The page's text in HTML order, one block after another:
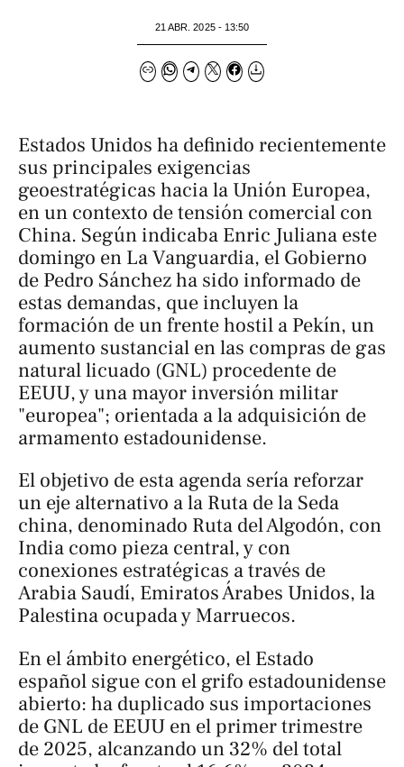
21 ABR. 2025 - 13:50
Estados Unidos ha definido recientemente
sus principales exigencias
geoestratégicas hacia la Unión Europea,
en un contexto de tensión comercial con
China. Según indicaba Enric Juliana este
domingo en La Vanguardia, el Gobierno
de Pedro Sánchez ha sido informado de
estas demandas, que incluyen la
formación de un frente hostil a Pekín, un
aumento sustancial en las compras de gas
natural licuado (GNL) procedente de
EEUU, y una mayor inversión militar
"europea"; orientada a la adquisición de
armamento estadounidense.
El objetivo de esta agenda sería reforzar
un eje alternativo a la Ruta de la Seda
china, denominado Ruta del Algodón, con
India como pieza central, y con
conexiones estratégicas a través de
Arabia Saudí, Emiratos Árabes Unidos, la
Palestina ocupada y Marruecos.
En el ámbito energético, el Estado
español sigue con el grifo estadounidense
abierto: ha duplicado sus importaciones
de GNL de EEUU en el primer trimestre
de 2025, alcanzando un 32% del total